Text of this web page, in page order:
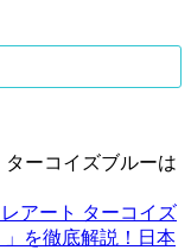
アート ターコイズ
」を徹底解説！日本